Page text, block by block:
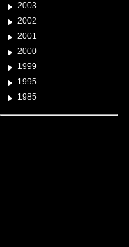
2003
2002
2001
2000
1999
1995
1985